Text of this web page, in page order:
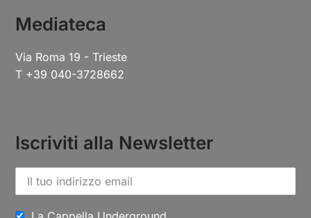
Mediateca
Via Roma 19 - Trieste
T +39 040-3728662
Iscriviti alla Newsletter